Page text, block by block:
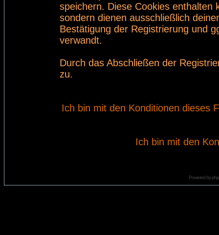
speichern. Diese Cookies enthalten
sondern dienen ausschließlich
Bestätigung der Registrierung und
verwandt.
Durch das Abschließen der
zu.
Ich bin mit den Konditionen dieses
Ich bin mit den
Powered by